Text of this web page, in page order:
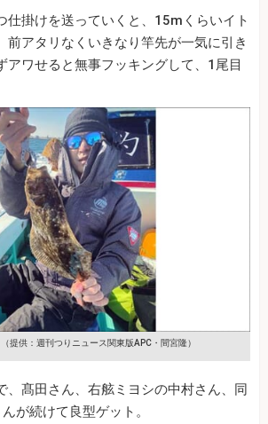
仕掛けを送っていくと、15mくらいイト
前アタリなくいきなり竿先が一気に引き
アワせると無事フッキングして、1尾目
（提供：週刊つりニュース関東版APC・間宮隆）
、髙田さん、右舷ミヨシの中村さん、同
が続けて良型ゲット。